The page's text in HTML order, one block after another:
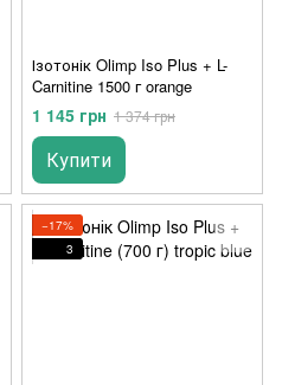
Ізотонік Olimp Iso Plus + L-
Carnitine 1500 г orange
1 145 грн 1 374 грн
Купити
−17%
3